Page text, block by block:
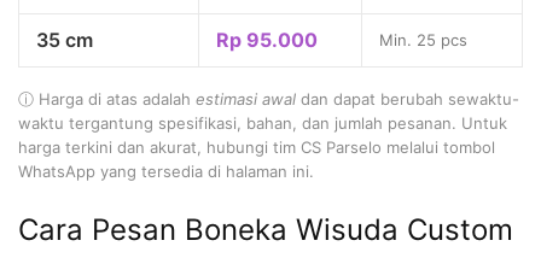
35 cm Rp 95.000 Min. 25 pcs
ⓘ Harga di atas adalah estimasi awal dan dapat berubah sewaktu-
waktu tergantung spesifikasi, bahan, dan jumlah pesanan. Untuk
harga terkini dan akurat, hubungi tim CS Parselo melalui tombol
WhatsApp yang tersedia di halaman ini.
Cara Pesan Boneka Wisuda Custom